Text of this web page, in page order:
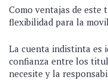
Como ventajas de este
flexibilidad para la
La cuenta indistinta es
confianza entre los
necesite y la